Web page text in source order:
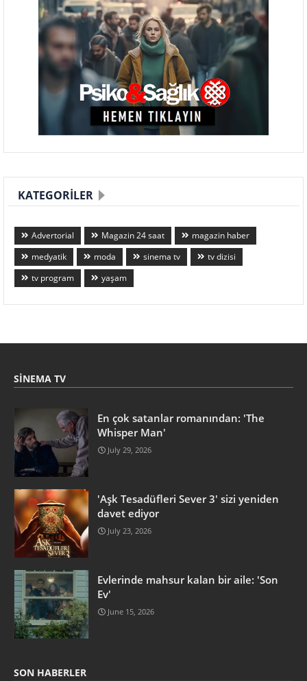
KATEGORILER
Advertorial Magazin 24 saat
magazin haber
medyatik
moda sinema tv
tv dizisi
tv program
yaşam
SINEMA TV
En çok satanlar romanından: 'The
Whisper Man'
July 29, 2026
'Aşk Tesadüfleri Sever 3' sizi yeniden
davet ediyor
July 23, 2026
Evlerinde mahsur kalan bir aile: 'Son
Ev'
June 15, 2026
SON HABERLER